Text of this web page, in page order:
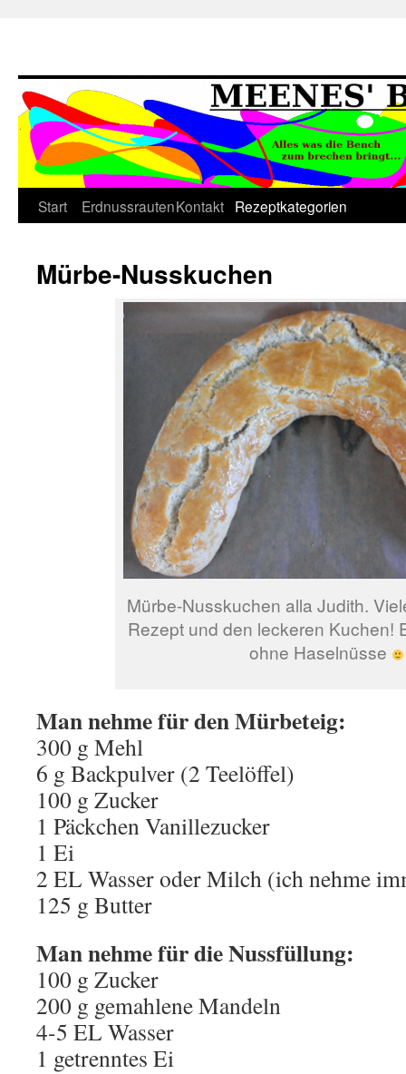
Springe
Inhalt
Start ErdnussrautenKontakt Rezeptkategorien
Mürbe-Nusskuchen
Mürbe-Nusskuchen alla Judith.
Rezept und den leckeren Kuchen!
ohne Haselnüsse
Man nehme für den Mürbeteig:
300 g Mehl
6 g Backpulver (2 Teelöffel)
100 g Zucker
1 Päckchen Vanillezucker
1 Ei
2 EL Wasser oder Milch (ich nehme
125 g Butter
Man nehme für die Nussfüllung:
100 g Zucker
200 g gemahlene Mandeln
4-5 EL Wasser
1 getrenntes Ei